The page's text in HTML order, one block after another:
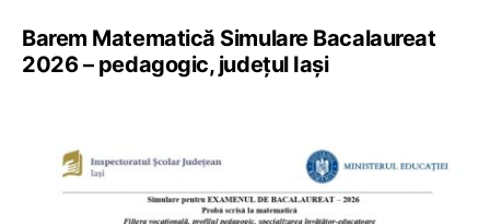
Barem Matematică Simulare Bacalaureat
2026 – pedagogic, județul Iași